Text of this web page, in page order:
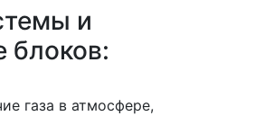
и
блоков:
газа в атмосфере,